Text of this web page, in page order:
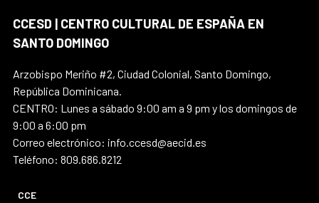
CCESD | CENTRO CULTURAL DE ESPAÑA EN
SANTO DOMINGO
Arzobispo Meriño #2, Ciudad Colonial, Santo Domingo,
República Dominicana.
CENTRO: Lunes a sábado 9:00 am a 9 pm y los domingos de
9:00 a 6:00 pm
Correo electrónico: info.ccesd@aecid.es
Teléfono: 809.686.8212
CCE